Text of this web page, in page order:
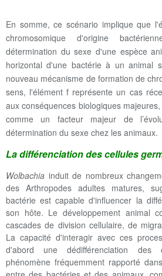
En somme, ce scénario implique que
chromosomique d'origine
détermination du sexe d'une espèce
horizontal d'une bactérie à un animal
nouveau mécanisme de formation de
sens, l'élément f représente un cas
aux conséquences biologiques
comme un facteur majeur de
détermination du sexe chez les animaux.
La différenciation des cellules
Wolbachia induit de nombreux
des Arthropodes adultes matures,
bactérie est capable d'influencer la
son hôte. Le développement animal
cascades de division cellulaire, de
La capacité d'interagir avec ces
d'abord une dédifférenciation des
phénomène fréquemment rapporté